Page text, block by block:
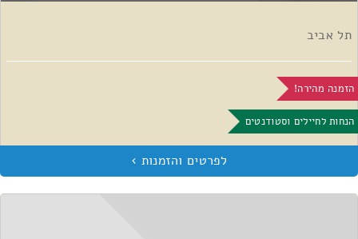
תל אביב
הזמנה מהירה!
הנחות לחיילים וסטודנטים